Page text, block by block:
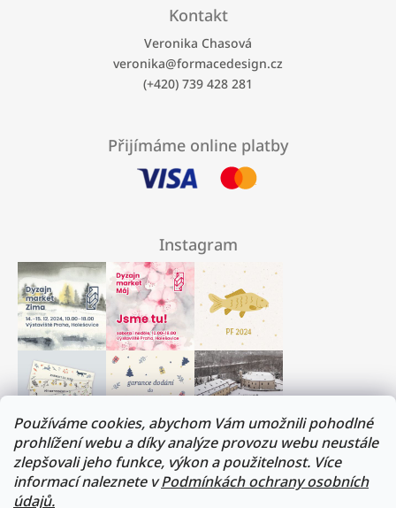
Používáme cookies, abychom Vám umožnili pohodlné
prohlížení webu a díky analýze provozu webu neustále
zlepšovali jeho funkce, výkon a použitelnost. Více
informací naleznete v Podmínkách ochrany osobních
údajů.
Milí přátelé, musíme si trochu odpočinout :)
V termínu 17. - 31.července budeme na dovolené.
Kontakt
Veronika Chasová
veronika@formacedesign.cz
(+420) 739 428 281
Přijímáme online platby
Instagram